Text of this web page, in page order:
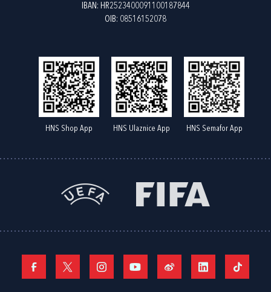
IBAN: HR2523400091100187844
OIB: 08516152078
HNS Shop App HNS Ulaznice App HNS Semafor App